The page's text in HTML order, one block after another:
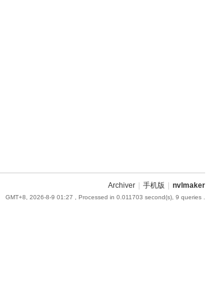
Archiver 手机版 nvlmaker
GMT+8, 2026-8-9 01:27 , Processed in 0.011703 second(s), 9 queries .